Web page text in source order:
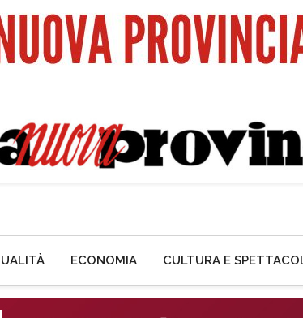
ECONOMIA CULTURA E